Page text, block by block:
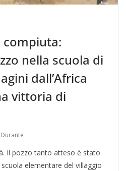
compiuta:
nella scuola di
dall’Africa
vittoria di
Il pozzo tanto atteso è stato
elementare del villaggio